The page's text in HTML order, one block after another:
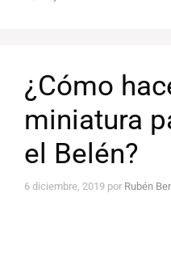
¿Cómo
miniatura
el Belén?
6 diciembre, 2019 por Rubén